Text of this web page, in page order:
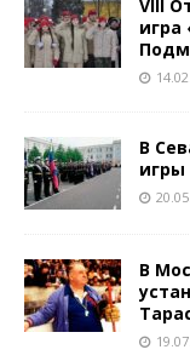
VIII
игра
В
игры
В